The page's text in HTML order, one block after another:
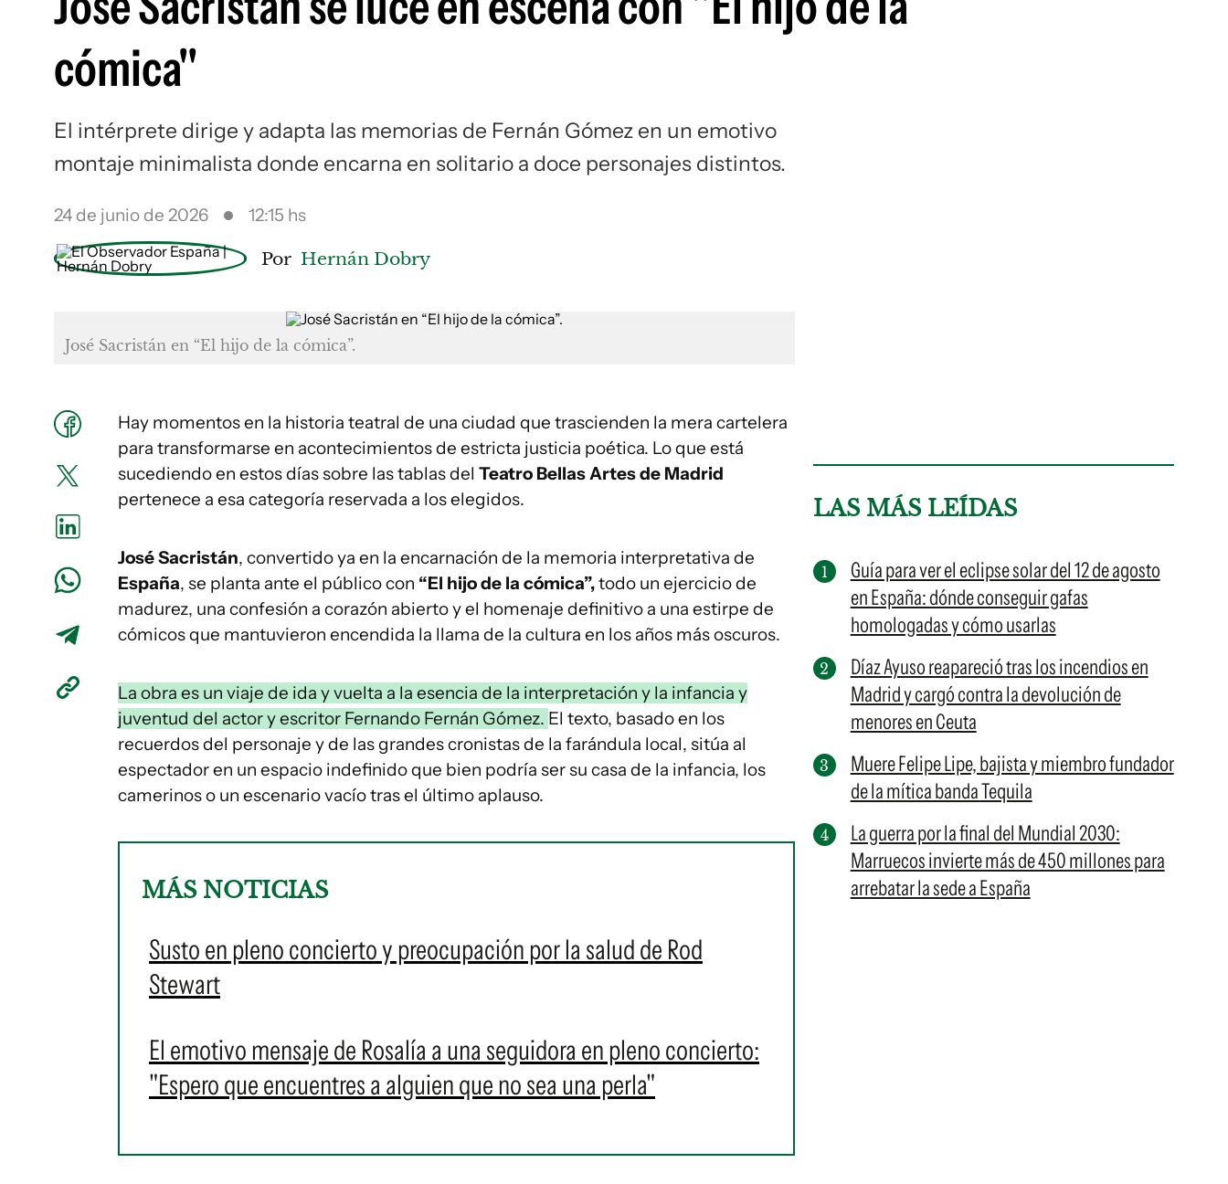
Siguenos en:
cómica"
El intérprete dirige y adapta las memorias de Fernán Gómez en un emotivo
montaje minimalista donde encarna en solitario a doce personajes distintos.
24 de junio de 2026 12:15 hs
Por Hernán Dobry
José Sacristán en “El hijo de la cómica”.
Hay momentos en la historia teatral de una ciudad que trascienden la mera cartelera
para transformarse en acontecimientos de estricta justicia poética. Lo que está
sucediendo en estos días sobre las tablas del Teatro Bellas Artes de Madrid
pertenece a esa categoría reservada a los elegidos.
José Sacristán, convertido ya en la encarnación de la memoria interpretativa de
España, se planta ante el público con “El hijo de la cómica”,todo un ejercicio de
madurez, una confesión a corazón abierto y el homenaje definitivo a una estirpe de
cómicos que mantuvieron encendida la llama de la cultura en los años más oscuros.
La obra es un viaje de ida y vuelta a la esencia de la interpretación y la infancia y
juventud del actor y escritor Fernando Fernán Gómez. El texto, basado en los
recuerdos del personaje y de las grandes cronistas de la farándula local, sitúa al
espectador en un espacio indefinido que bien podría ser su casa de la infancia, los
camerinos o un escenario vacío tras el último aplauso.
MÁS NOTICIAS
Susto en pleno concierto y preocupación por la salud de Rod
Stewart
El emotivo mensaje de Rosalía a una seguidora en pleno concierto:
"Espero que encuentres a alguien que no sea una perla"
LAS MÁS LEÍDAS
Guía para ver el eclipse solar del 12 de agosto
en España: dónde conseguir gafas
homologadas y cómo usarlas
Díaz Ayuso reapareció tras los incendios en
Madrid y cargó contra la devolución de
menores en Ceuta
Muere Felipe Lipe, bajista y miembro fundador
de la mítica banda Tequila
La guerra por la final del Mundial 2030:
Marruecos invierte más de 450 millones para
arrebatar la sede a España